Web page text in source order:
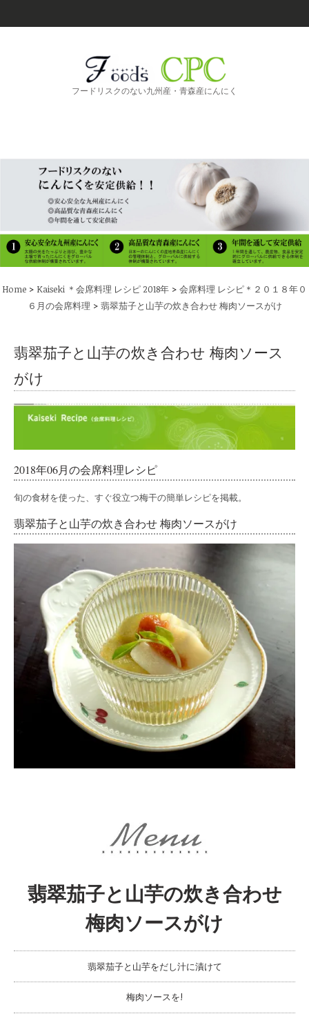
フードリスクのない九州産・青森産にんにく
Home > Kaiseki ＊会席料理 レシピ 2018年 > 会席料理 レシピ＊２０１８年０
６月の会席料理 > 翡翠茄子と山芋の炊き合わせ 梅肉ソースがけ
翡翠茄子と山芋の炊き合わせ 梅肉ソース
がけ
2018年06月の会席料理レシピ
旬の食材を使った、すぐ役立つ梅干の簡単レシピを掲載。
翡翠茄子と山芋の炊き合わせ 梅肉ソースがけ
翡翠茄子と山芋の炊き合わせ
梅肉ソースがけ
翡翠茄子と山芋をだし汁に漬けて
梅肉ソースを!